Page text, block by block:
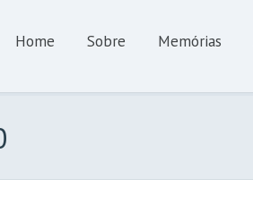
Home Sobre Memórias